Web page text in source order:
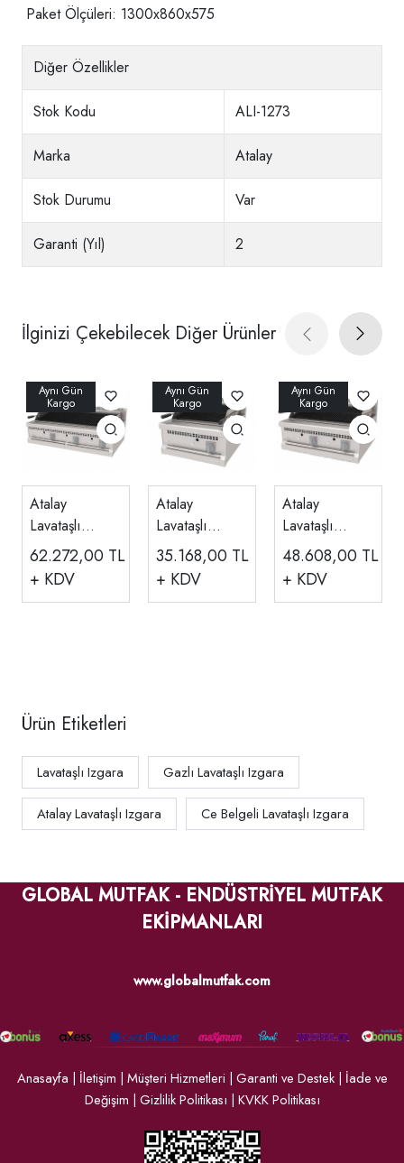
Paket Ölçüleri: 1300x860x575
Diğer Özellikler
Stok Kodu ALI-1273
Marka Atalay
Stok Durumu Var
Garanti (Yıl) 2
İlginizi Çekebilecek Diğer Ürünler
Atalay
Lavataşlı
Döküm Izgara
Gazlı
120x70x30
62.272,00 TL
+ KDV
Atalay
Lavataşlı
Döküm Izgara
Gazlı
60x70x30 Cm
35.168,00 TL
+ KDV
Atalay
Lavataşlı
Döküm Izgara
Gazlı
80x70x30 Cm
48.608,00 TL
+ KDV
Ürün Etiketleri
Lavataşlı Izgara Gazlı Lavataşlı Izgara
Atalay Lavataşlı Izgara Ce Belgeli Lavataşlı Izgara
GLOBAL MUTFAK - ENDÜSTRİYEL MUTFAK
EKİPMANLARI
www.globalmutfak.com
Anasayfa | İletişim | Müşteri Hizmetleri | Garanti ve Destek| İade ve
Değişim | Gizlilik Politikası | KVKK Politikası